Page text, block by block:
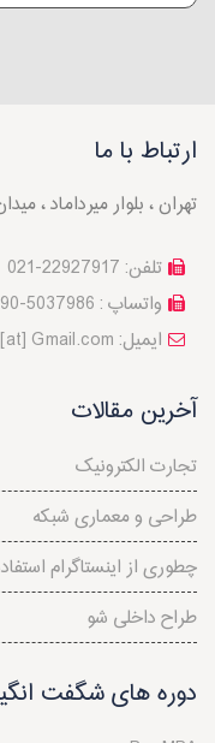
ارتباط با ما
تهران ، بلوار میرداماد ، میدان
تلفن: 22927917-021
واتساپ : 5037986-0990
a2zelearn [at] Gmail.com :ایمیل
آخرین مقالات
تجارت الکترونیک
طراحی و معماری شبکه
چطوری از اینستاگرام
طراح داخلی شو
دوره های شگفت